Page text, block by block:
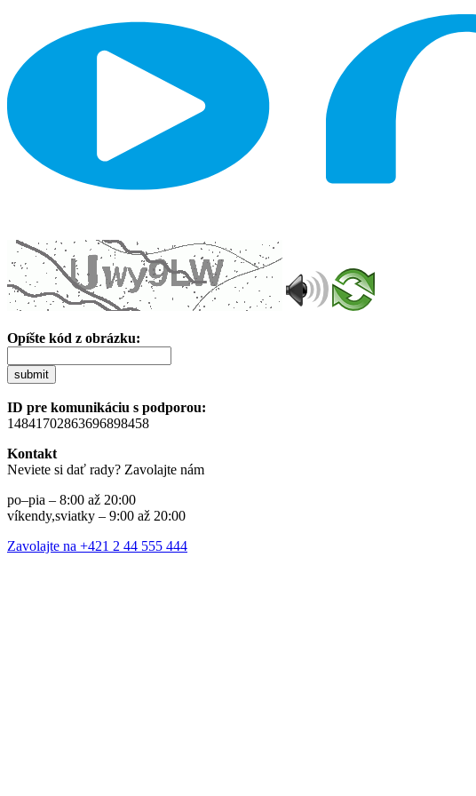
Opíšte kód z obrázku:
submit
ID pre komunikáciu s podporou:
14841702863696898458
Kontakt
Neviete si dať rady? Zavolajte nám
po–pia – 8:00 až 20:00
víkendy,sviatky – 9:00 až 20:00
Zavolajte na +421 2 44 555 444